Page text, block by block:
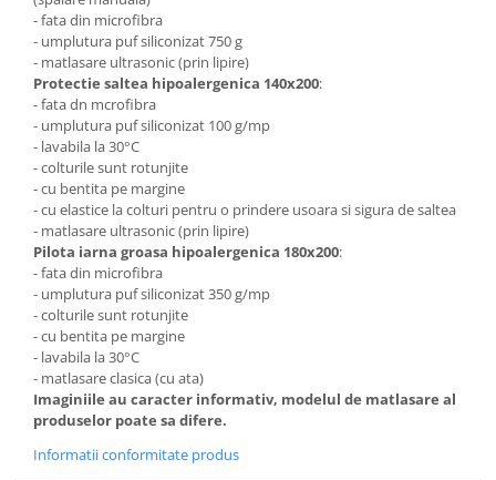
- fata din microfibra
- umplutura puf siliconizat 750 g
- matlasare ultrasonic (prin lipire)
Protectie saltea hipoalergenica 140x200:
- fata dn mcrofibra
- umplutura puf siliconizat 100 g/mp
- lavabila la 30°C
- colturile sunt rotunjite
- cu bentita pe margine
- cu elastice la colturi pentru o prindere usoara si sigura de saltea
- matlasare ultrasonic (prin lipire)
Pilota iarna groasa hipoalergenica 180x200:
- fata din microfibra
- umplutura puf siliconizat 350 g/mp
- colturile sunt rotunjite
- cu bentita pe margine
- lavabila la 30°C
- matlasare clasica (cu ata)
Imaginiile au caracter informativ, modelul de matlasare al
produselor poate sa difere.
Informatii conformitate produs